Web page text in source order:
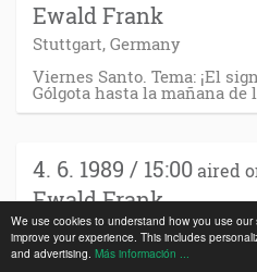
We use cookies to understand how you use our
improve your experience. This includes
and advertising. Más información ...
Ewald Frank
Stuttgart, Germany
Viernes Santo. Tema: ¡El
Gólgota hasta la mañana de
4. 6. 1989 / 15:00 aired
Ewald Frank
Krefeld, Germany
Tema: Isaías 51:12-14: "¡Muy